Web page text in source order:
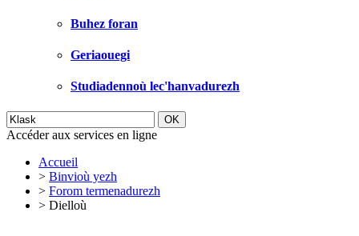
Buhez foran
Geriaouegi
Studiadennoù lec'hanvadurezh
Accéder aux services en ligne
Accueil
> Binvioù yezh
> Forom termenadurezh
> Dielloù